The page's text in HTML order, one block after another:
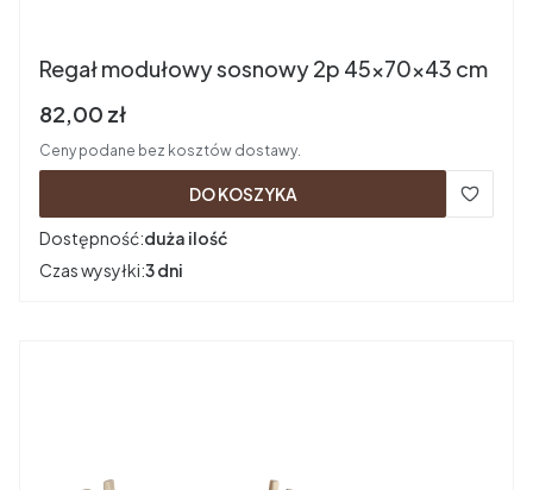
Regał modułowy sosnowy 2p 45x70x43 cm
Cena brutto
82,00 zł
Ceny podane bez kosztów dostawy.
DO KOSZYKA
Dostępność:duża ilość
Czas wysyłki:3 dni